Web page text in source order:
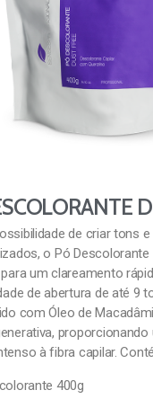
de criar tons
o Pó Descolorante
um clareamento
de abertura de até 9
com Óleo de
à fibra capilar.
400g